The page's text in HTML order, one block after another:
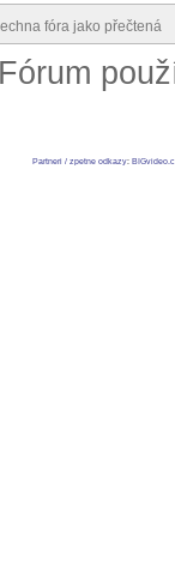
fóra jako přečtená
Partneri / zpetne odkazy: